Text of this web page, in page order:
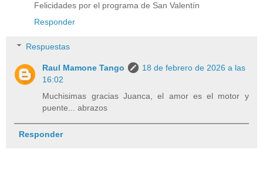
Felicidades por el programa de San Valentín
Responder
Respuestas
Raul Mamone Tango
18 de febrero de 2026 a las
16:02
Muchisimas gracias Juanca, el amor es el motor y
puente... abrazos
Responder